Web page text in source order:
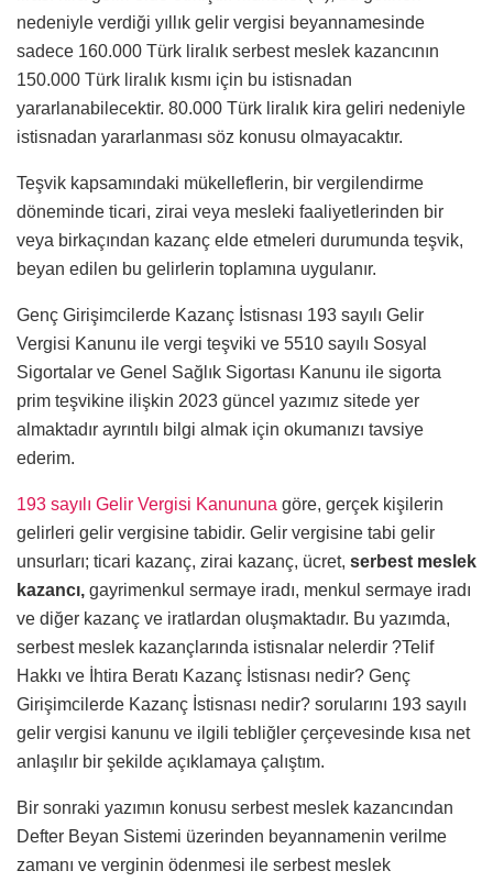
nedeniyle verdiği yıllık gelir vergisi beyannamesinde
sadece 160.000 Türk liralık serbest meslek kazancının
150.000 Türk liralık kısmı için bu istisnadan
yararlanabilecektir. 80.000 Türk liralık kira geliri nedeniyle
istisnadan yararlanması söz konusu olmayacaktır.
Teşvik kapsamındaki mükelleflerin, bir vergilendirme
döneminde ticari, zirai veya mesleki faaliyetlerinden bir
veya birkaçından kazanç elde etmeleri durumunda teşvik,
beyan edilen bu gelirlerin toplamına uygulanır.
Genç Girişimcilerde Kazanç İstisnası 193 sayılı Gelir
Vergisi Kanunu ile vergi teşviki ve 5510 sayılı Sosyal
Sigortalar ve Genel Sağlık Sigortası Kanunu ile sigorta
prim teşvikine ilişkin 2023 güncel yazımız sitede yer
almaktadır ayrıntılı bilgi almak için okumanızı tavsiye
ederim.
193 sayılı Gelir Vergisi Kanununa göre, gerçek kişilerin
gelirleri gelir vergisine tabidir. Gelir vergisine tabi gelir
unsurları; ticari kazanç, zirai kazanç, ücret, serbest meslek
kazancı, gayrimenkul sermaye iradı, menkul sermaye iradı
ve diğer kazanç ve iratlardan oluşmaktadır. Bu yazımda,
serbest meslek kazançlarında istisnalar nelerdir ?Telif
Hakkı ve İhtira Beratı Kazanç İstisnası nedir? Genç
Girişimcilerde Kazanç İstisnası nedir? sorularını 193 sayılı
gelir vergisi kanunu ve ilgili tebliğler çerçevesinde kısa net
anlaşılır bir şekilde açıklamaya çalıştım.
Bir sonraki yazımın konusu serbest meslek kazancından
Defter Beyan Sistemi üzerinden beyannamenin verilme
zamanı ve verginin ödenmesi ile serbest meslek